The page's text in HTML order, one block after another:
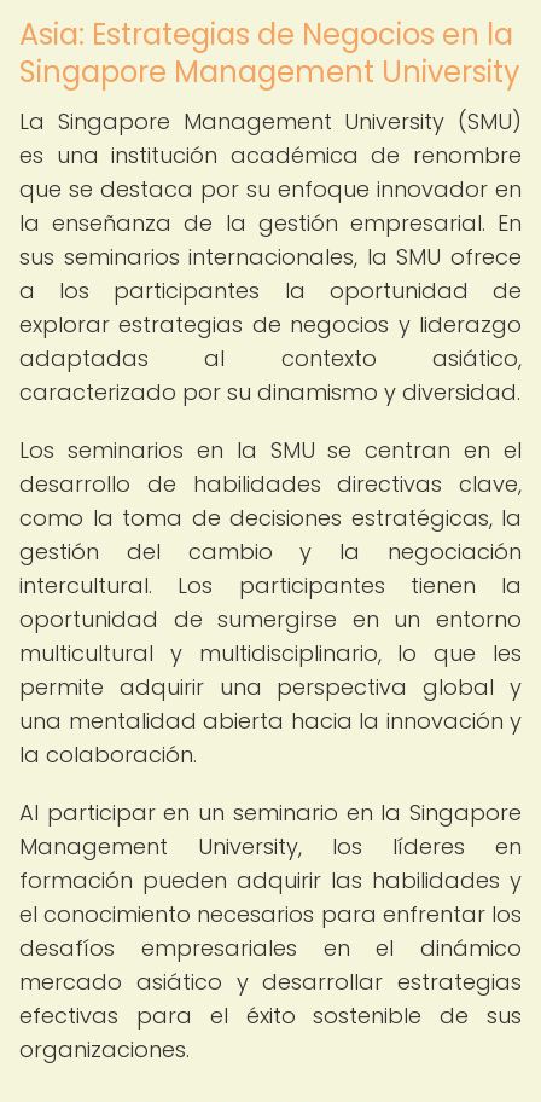
Asia: Estrategias de Negocios en la
Singapore Management University
La Singapore Management University (SMU)
es una institución académica de renombre
que se destaca por su enfoque innovador en
la enseñanza de la gestión empresarial. En
sus seminarios internacionales, la SMU ofrece
a los participantes la oportunidad de
explorar estrategias de negocios y liderazgo
adaptadas al contexto asiático,
caracterizado por su dinamismo y diversidad.
Los seminarios en la SMU se centran en el
desarrollo de habilidades directivas clave,
como la toma de decisiones estratégicas, la
gestión del cambio y la negociación
intercultural. Los participantes tienen la
oportunidad de sumergirse en un entorno
multicultural y multidisciplinario, lo que les
permite adquirir una perspectiva global y
una mentalidad abierta hacia la innovación y
la colaboración.
Al participar en un seminario en la Singapore
Management University, los líderes en
formación pueden adquirir las habilidades y
el conocimiento necesarios para enfrentar los
desafíos empresariales en el dinámico
mercado asiático y desarrollar estrategias
efectivas para el éxito sostenible de sus
organizaciones.